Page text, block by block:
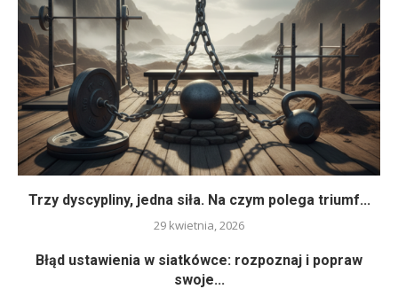
Trzy dyscypliny, jedna siła. Na czym polega triumf...
29 kwietnia, 2026
Błąd ustawienia w siatkówce: rozpoznaj i popraw
swoje...